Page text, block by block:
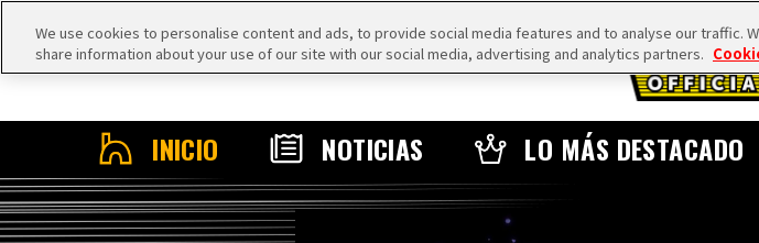
INICIO NOTICIAS LO MÁS DESTACADO
We use cookies to personalise content and ads, to provide social media features and to analyse our traffic.
share information about your use of our site with our social media, advertising and analytics partners.